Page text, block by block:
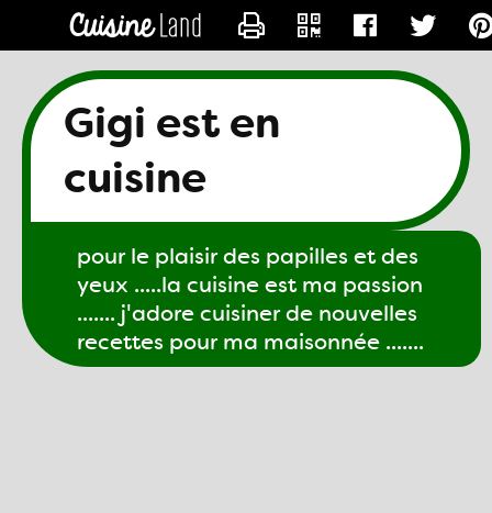
Gigi est en
cuisine
pour le plaisir des papilles et des
yeux .....la cuisine est ma passion
....... j'adore cuisiner de nouvelles
recettes pour ma maisonnée .......
CONTACTER GIGI61